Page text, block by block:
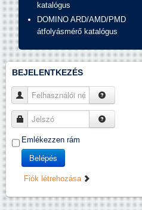
katalógus
DOMINO ARD/AMD/PMD
átfolyásmérő katalógus
BEJELENTKEZÉS
Felhasználói név
Jelszó
Emlékezzen rám
Belépés
Fiók létrehozása